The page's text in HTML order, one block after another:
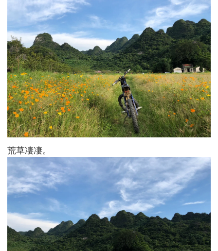
荒草凄凄。